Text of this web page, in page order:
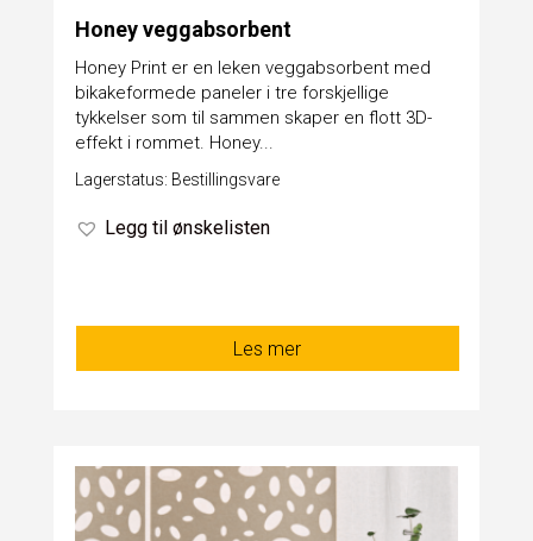
Honey veggabsorbent
Honey Print er en leken veggabsorbent med
bikakeformede paneler i tre forskjellige
tykkelser som til sammen skaper en flott 3D-
effekt i rommet. Honey...
Lagerstatus: Bestillingsvare
Legg til ønskelisten
Les mer